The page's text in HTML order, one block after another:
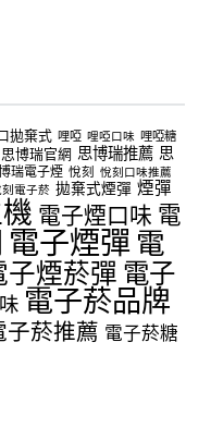
拋棄式 哩啞 哩啞口味 哩啞糖
思博瑞官網 思博瑞推薦 思
瑞電子煙 悅刻 悅刻口味推薦
刻電子菸 拋棄式煙彈 煙彈
電子煙口味 電
電子煙彈 電
子煙菸彈 電子
電子菸品牌
子菸推薦 電子菸糖